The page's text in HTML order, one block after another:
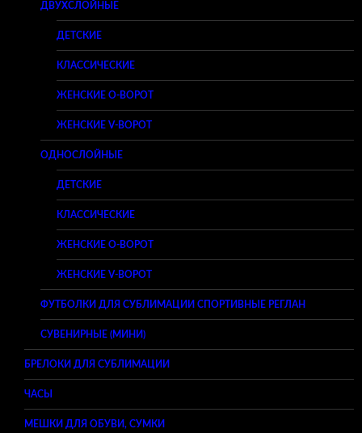
ДВУХСЛОЙНЫЕ
ДЕТСКИЕ
КЛАССИЧЕСКИЕ
ЖЕНСКИЕ O-ВОРОТ
ЖЕНСКИЕ V-ВОРОТ
ОДНОСЛОЙНЫЕ
ДЕТСКИЕ
КЛАССИЧЕСКИЕ
ЖЕНСКИЕ O-ВОРОТ
ЖЕНСКИЕ V-ВОРОТ
ФУТБОЛКИ ДЛЯ СУБЛИМАЦИИ СПОРТИВНЫЕ РЕГЛАН
СУВЕНИРНЫЕ (МИНИ)
БРЕЛОКИ ДЛЯ СУБЛИМАЦИИ
ЧАСЫ
МЕШКИ ДЛЯ ОБУВИ, СУМКИ